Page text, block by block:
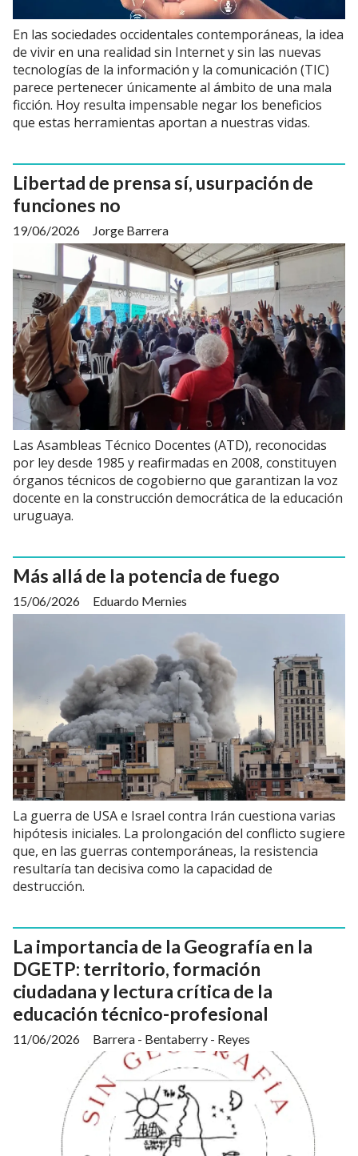
En las sociedades occidentales contemporáneas, la idea
de vivir en una realidad sin Internet y sin las nuevas
tecnologías de la información y la comunicación (TIC)
parece pertenecer únicamente al ámbito de una mala
ficción. Hoy resulta impensable negar los beneficios
que estas herramientas aportan a nuestras vidas.
Libertad de prensa sí, usurpación de
funciones no
Jorge Barrera
19/06/2026
Las Asambleas Técnico Docentes (ATD), reconocidas
por ley desde 1985 y reafirmadas en 2008, constituyen
órganos técnicos de cogobierno que garantizan la voz
docente en la construcción democrática de la educación
uruguaya.
Más allá de la potencia de fuego
Eduardo Mernies
15/06/2026
La guerra de USA e Israel contra Irán cuestiona varias
hipótesis iniciales. La prolongación del conflicto sugiere
que, en las guerras contemporáneas, la resistencia
resultaría tan decisiva como la capacidad de
destrucción.
La importancia de la Geografía en la
DGETP: territorio, formación
ciudadana y lectura crítica de la
educación técnico-profesional
Barrera - Bentaberry - Reyes
11/06/2026